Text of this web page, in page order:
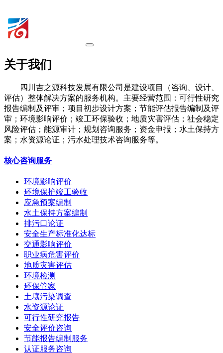
关于我们
四川吉之源科技发展有限公司是建设项目（咨询、设计、
评估）整体解决方案的服务机构。主要经营范围：可行性研究
报告编制及评审；项目初步设计方案；节能评估报告编制及评
审；环境影响评价；竣工环保验收；地质灾害评估；社会稳定
风险评估；能源审计；规划咨询服务；资金申报；水土保持方
案；水资源论证；污水处理技术咨询服务等。
核心咨询服务
环境影响评价
环境保护竣工验收
应急预案编制
水土保持方案编制
排污口论证
安全生产标准化达标
交通影响评价
职业病危害评价
地质灾害评估
环境检测
环保管家
土壤污染调查
水资源论证
可行性研究报告
安全评价咨询
节能报告编制服务
认证服务咨询